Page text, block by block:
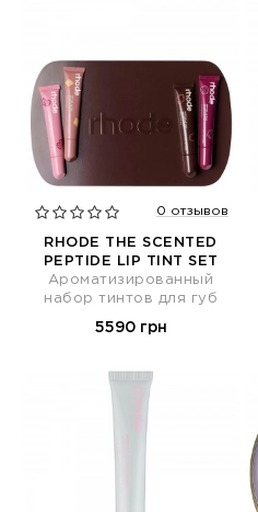
0 отзывов
RHODE THE SCENTED
PEPTIDE LIP TINT SET
Ароматизированный
набор тинтов для губ
5590 грн